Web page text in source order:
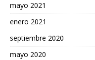
mayo 2021
enero 2021
septiembre 2020
mayo 2020